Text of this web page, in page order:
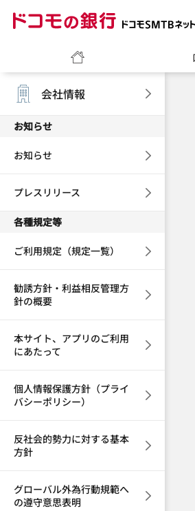
会社情報
お知らせ
お知らせ
プレスリリース
各種規定等
ご利用規定（規定一覧）
勧誘方針・利益相反管理方
針の概要
本サイト、アプリのご利用
にあたって
個人情報保護方針（プライ
バシーポリシー）
反社会的勢力に対する基本
方針
グローバル外為行動規範へ
の遵守意思表明